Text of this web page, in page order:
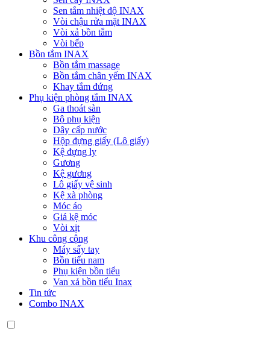
Sen tắm nhiệt độ INAX
Vòi chậu rửa mặt INAX
Vòi xả bồn tắm
Vòi bếp
Bồn tắm INAX
Bồn tắm massage
Bồn tắm chân yếm INAX
Khay tắm đứng
Phụ kiện phòng tắm INAX
Ga thoát sàn
Bộ phụ kiện
Dây cấp nước
Hộp đựng giấy (Lô giấy)
Kệ đựng ly
Gương
Kệ gương
Lô giấy vệ sinh
Kệ xà phòng
Móc áo
Giá kệ móc
Vòi xịt
Khu công cộng
Máy sấy tay
Bồn tiểu nam
Phụ kiện bồn tiểu
Van xả bồn tiểu Inax
Tin tức
Combo INAX